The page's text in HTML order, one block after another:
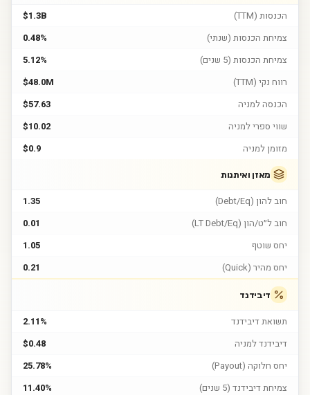
הכנסות (TTM)
$1.3B
צמיחת הכנסות (שנתי)
0.48%
צמיחת הכנסות (5 שנים)
5.12%
רווח נקי (TTM)
$48.0M
הכנסה למניה
$57.63
שווי ספרי למניה
$10.02
מזומן למניה
$0.9
מאזן ואיתנות
חוב להון (Debt/Eq)
1.35
חוב ל״ט/הון (LT Debt/Eq)
0.01
יחס שוטף
1.05
יחס מהיר (Quick)
0.21
דיבידנד
תשואת דיבידנד
2.11%
דיבידנד למניה
$0.48
יחס חלוקה (Payout)
25.78%
צמיחת דיבידנד (5 שנים)
11.40%